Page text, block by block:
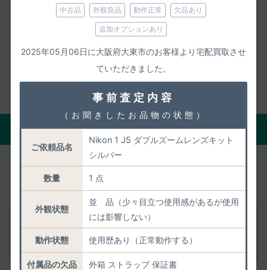
中古品 外観良品 動作正常 欠品あり
追加オプションあり
2025年05月06日に大阪府大東市のお客様より宅配買取させ
ていただきました。
事前査定内容
（お聞きしたお品物の状態）
ご依頼品名
Nikon 1 J5 ダブルズームレンズキット
シルバー
数量 1 点
外観状態
並 品（少々目立つ使用感があるが使用
には影響しない）
動作状態 使用歴あり（正常動作する）
付属品の欠品 外箱 ストラップ 保証書
2015年04月23日 発売
現在の正確な買取価格を聞く
あとからの減額がないよう「状態・付属品・市場動
向」を踏まえて
Nikon Nikon 1 J5 ボディ シルバー